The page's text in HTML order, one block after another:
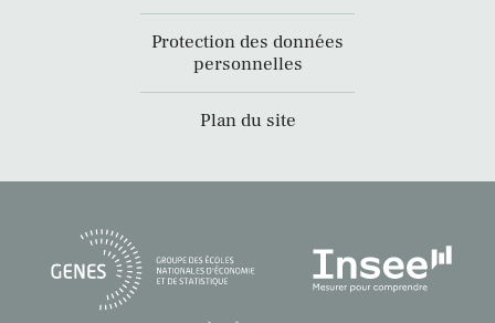
Protection des données
personnelles
Plan du site